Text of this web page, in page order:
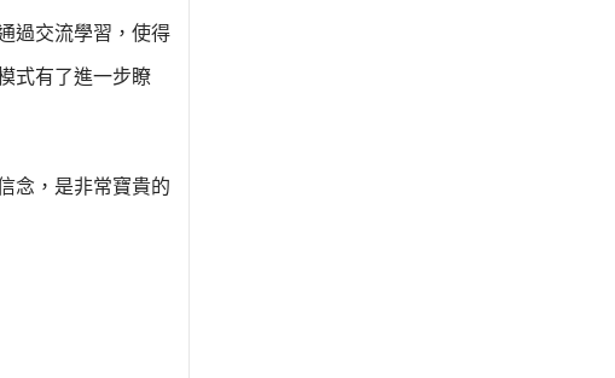
過交流學習，使得
式有了進一步瞭
念，是非常寶貴的